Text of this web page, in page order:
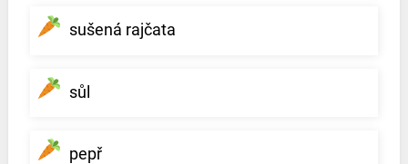
sušená rajčata
sůl
pepř